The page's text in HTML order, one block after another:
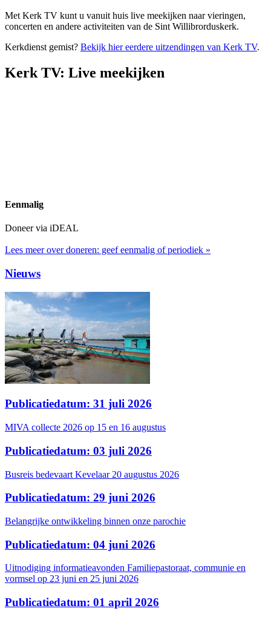
Met Kerk TV kunt u vanuit huis live meekijken naar vieringen,
concerten en andere activiteiten van de Sint Willibrorduskerk.
Kerkdienst gemist? Bekijk hier eerdere uitzendingen van Kerk TV.
Kerk TV: Live meekijken
Eenmalig
Doneer via iDEAL
Lees meer over doneren: geef eenmalig of periodiek »
Nieuws
Publicatiedatum: 31 juli 2026
MIVA collecte 2026 op 15 en 16 augustus
Publicatiedatum: 03 juli 2026
Busreis bedevaart Kevelaar 20 augustus 2026
Publicatiedatum: 29 juni 2026
Belangrijke ontwikkeling binnen onze parochie
Publicatiedatum: 04 juni 2026
Uitnodiging informatieavonden Familiepastoraat, communie en
vormsel op 23 juni en 25 juni 2026
Publicatiedatum: 01 april 2026